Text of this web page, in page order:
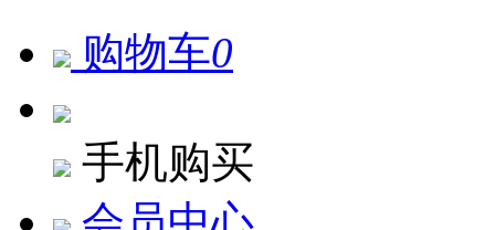
购物车0
手机购买